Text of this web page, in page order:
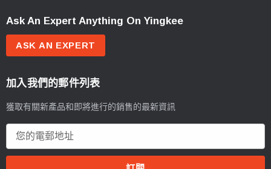
Ask An Expert Anything On Yingkee
ASK AN EXPERT
加入我們的郵件列表
獲取有關新產品和即將進行的銷售的最新資訊
郵